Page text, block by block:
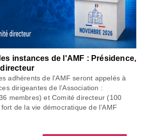
instances de l'AMF : Présidence,
adhérents de l'AMF seront appelés à
dirigeantes de l’Association :
membres) et Comité directeur (100
de la vie démocratique de l’AMF